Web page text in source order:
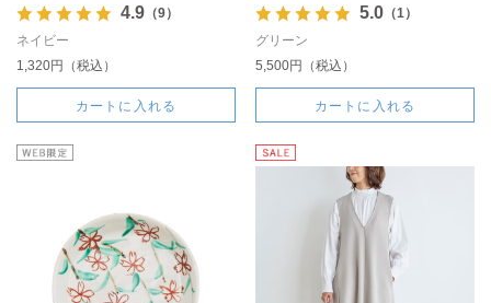
4.9（9）
ネイビー
1,320円（税込）
カートに入れる
5.0（1）
グリーン
5,500円（税込）
カートに入れる